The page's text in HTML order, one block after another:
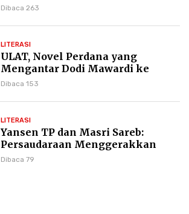
Dibaca 263
LITERASI
ULAT, Novel Perdana yang
Mengantar Dodi Mawardi ke
Puncak Karier Kepenulisan
Dibaca 153
LITERASI
Yansen TP dan Masri Sareb:
Persaudaraan Menggerakkan
Literasi Borneo
Dibaca 79